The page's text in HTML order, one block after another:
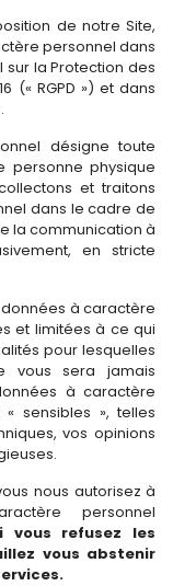
de notre Site,
personnel dans
la Protection des
(« RGPD ») et dans
désigne toute
personne physique
et traitons
dans le cadre de
la communication à
en stricte
à caractère
et limitées à ce qui
pour lesquelles
vous sera jamais
à caractère
sensibles », telles
vos opinions
nous autorisez à
personnel
vous refusez les
vous abstenir